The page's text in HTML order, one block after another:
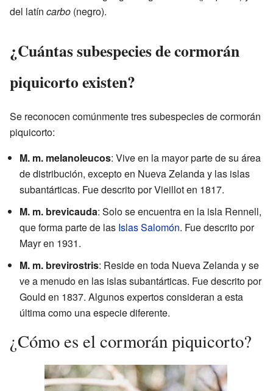
del latín carbo (negro).
¿Cuántas subespecies de cormorán
piquicorto existen?
Se reconocen comúnmente tres subespecies de cormorán
piquicorto:
M. m. melanoleucos: Vive en la mayor parte de su área
de distribución, excepto en Nueva Zelanda y las islas
subantárticas. Fue descrito por Vieillot en 1817.
M. m. brevicauda: Solo se encuentra en la isla Rennell,
que forma parte de las Islas Salomón. Fue descrito por
Mayr en 1931.
M. m. brevirostris: Reside en toda Nueva Zelanda y se
ve a menudo en las islas subantárticas. Fue descrito por
Gould en 1837. Algunos expertos consideran a esta
última como una especie diferente.
¿Cómo es el cormorán piquicorto?